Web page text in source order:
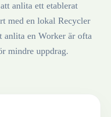
anlita ett etablerat
med en lokal Recycler
anlita en Worker är ofta
mindre uppdrag.